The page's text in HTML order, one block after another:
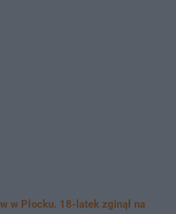
w Płocku. 18-latek zginął na